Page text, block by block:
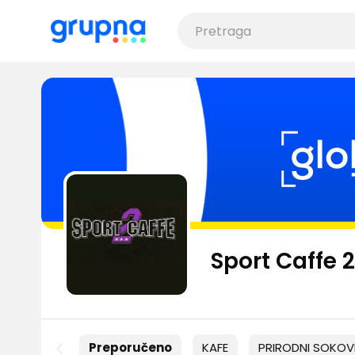
Sport Caffe 2
Preporučeno KAFE PRIRODNI